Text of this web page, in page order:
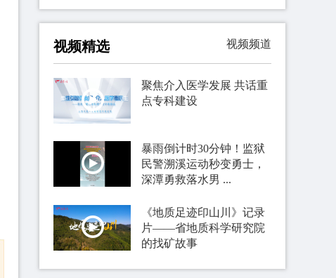
视频精选 视频频道
聚焦介入医学发展 共话重
点专科建设
暴雨倒计时30分钟！监狱
民警溯溪运动秒变勇士，
深潭勇救落水男 ...
《地质足迹印山川》记录
片——省地质科学研究院
的找矿故事